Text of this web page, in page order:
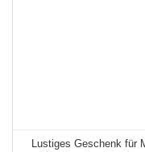
Lustiges Geschenk für